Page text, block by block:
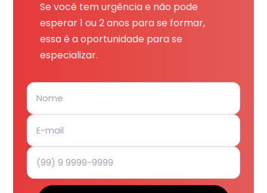
Se você tem urgência e não pode
esperar 1 ou 2 anos para se formar,
essa é a oportunidade para se
especializar.